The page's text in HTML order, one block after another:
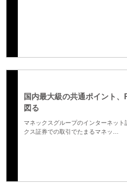
国内最大級の共通ポイント
図る
マネックスグループのインターネッ
クス証券での取引でたまるマネッ…